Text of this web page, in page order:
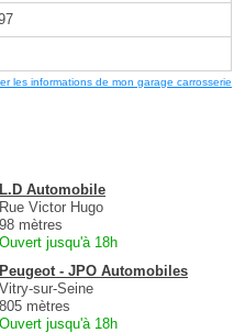
les informations de mon garage carrosserie
L.D Automobile
Rue Victor Hugo
98 mètres
Ouvert jusqu'à 18h
Peugeot - JPO Automobiles
Vitry-sur-Seine
805 mètres
Ouvert jusqu'à 18h